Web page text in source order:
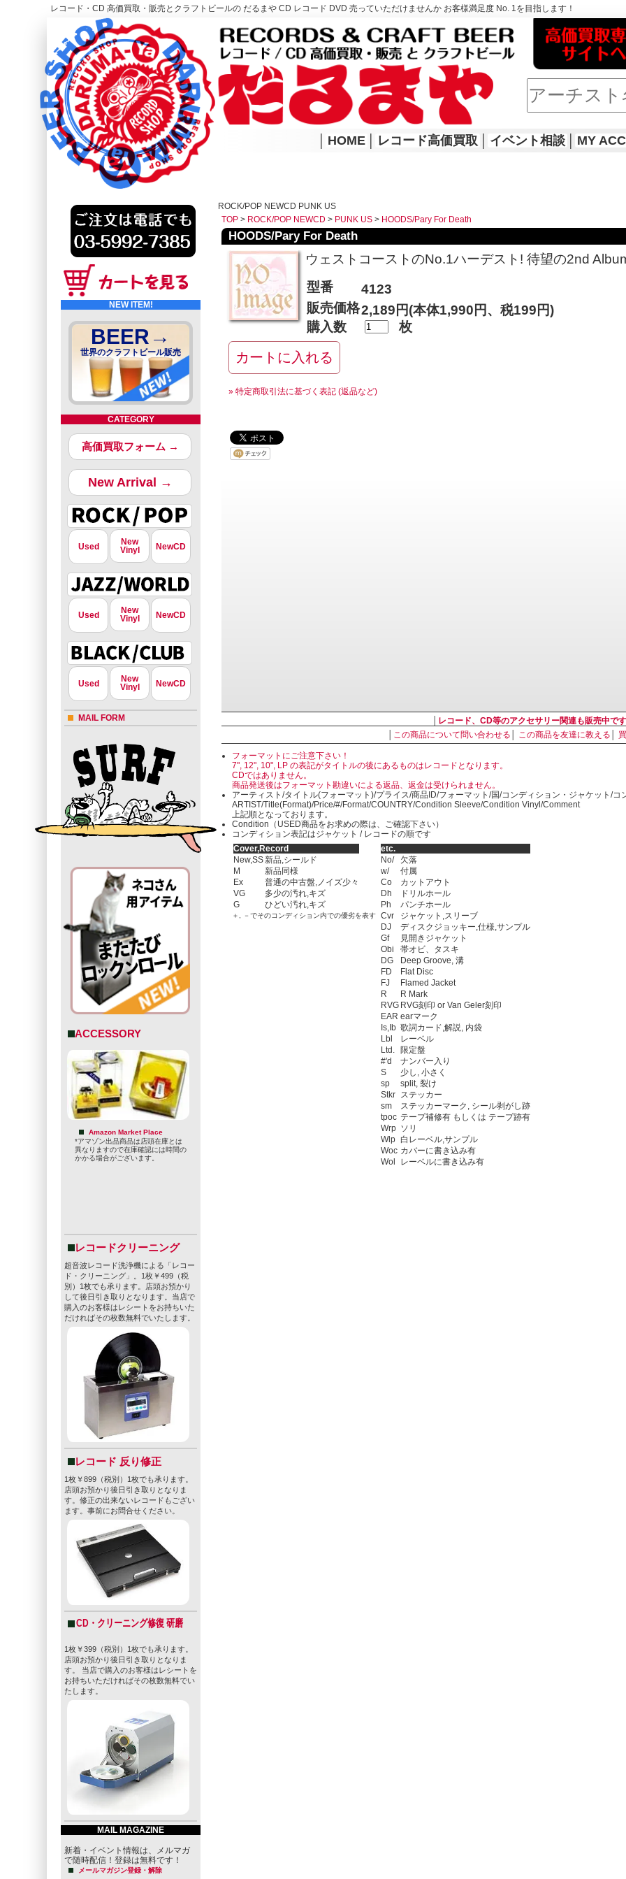
レコード・CD 高価買取・販売とクラフトビールの だるまや CD レコード DVD 売っていただけませんか お客様満足度 No. 1を目指します！
レコード高価買取はこちら
HOME
HOME レコード高価買取 イベント相談 MY
NEW ITEM!
BEER→
世界のクラフトビール販売
CATEGORY
高価買取フォーム →
New Arrival →
Used
New
Vinyl
NewCD
Used
New
Vinyl
NewCD
Used
New
Vinyl
NewCD
MAIL FORM
ACCESSORY
Amazon Market Place
*アマゾン出品商品は店頭在庫とは
異なりますので在庫確認には時間の
かかる場合がございます。
レコードクリーニング
超音波レコード洗浄機による「レコー
ド・クリーニング」。1枚￥499（税
別）1枚でも承ります。店頭お預かり
して後日引き取りとなります。当店で
購入のお客様はレシートをお持ちいた
だければその枚数無料でいたします。
レコード 反り修正
1枚￥899（税別）1枚でも承ります。
店頭お預かり後日引き取りとなりま
す。修正の出来ないレコードもござい
ます。事前にお問合せください。
CD・クリーニング修復 研磨
1枚￥399（税別）1枚でも承ります。
店頭お預かり後日引き取りとなりま
す。 当店で購入のお客様はレシートを
お持ちいただければその枚数無料でい
たします。
MAIL MAGAZINE
新着・イベント情報は、メルマガ
で随時配信！登録は無料です！
メールマガジン登録・解除
ROCK/POP NEWCD PUNK US
TOP > ROCK/POP NEWCD > PUNK US > HOODS/Pary For Death
HOODS/Pary For Death
ウェストコーストのNo.1ハーデスト! 待望の2nd
型番
4123
販売価格2,189円(本体1,990円、税199円)
購入数
枚
» 特定商取引法に基づく表記 (返品など)
レコード、CD等のアクセサリー関連も販売中です
この商品について問い合わせる この商品を友達に教える
フォーマットにご注意下さい！
7", 12", 10", LP の表記がタイトルの後にあるものはレコードとなります。
CDではありません。
商品発送後はフォーマット勘違いによる返品、返金は受けられません。
アーティスト/タイトル(フォーマット)/プライス/商品ID/フォーマット/国/コンディション・ジャケット/コ
ARTIST/Title(Format)/Price/#/Format/COUNTRY/Condition Sleeve/Condition Vinyl/Comment
上記順となっております。
Condition（USED商品をお求めの際は、ご確認下さい）
コンディション表記はジャケット / レコードの順です
Cover,Record
New,SS新品,シールド
M
新品同様
Ex
普通の中古盤,ノイズ少々
VG
多少の汚れ,キズ
G
ひどい汚れ,キズ
＋, －でそのコンディション内での優劣を表す
etc.
No/
欠落
w/
付属
Co
カットアウト
Dh
ドリルホール
Ph
パンチホール
Cvr
ジャケット,スリーブ
DJ
ディスクジョッキー,仕様,サンプル
Gf
見開きジャケット
Obi
帯オビ、タスキ
DG
Deep Groove, 溝
FD
Flat Disc
FJ
Flamed Jacket
R
R Mark
RVG RVG刻印 or Van Geler刻印
EAR earマーク
Is,Ib 歌詞カード,解説, 内袋
Lbl
レーベル
Ltd.
限定盤
#'d
ナンバー入り
S
少し, 小さく
sp
split, 裂け
Stkr ステッカー
sm
ステッカーマーク, シール剥がし跡
tpoc テープ補修有 もしくは テープ跡有
Wrp ソリ
Wlp 白レーベル,サンプル
Woc カバーに書き込み有
Wol
レーベルに書き込み有